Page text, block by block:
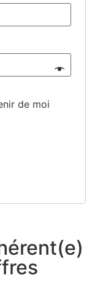
de moi